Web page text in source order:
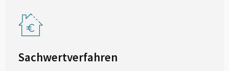
Sachwertverfahren